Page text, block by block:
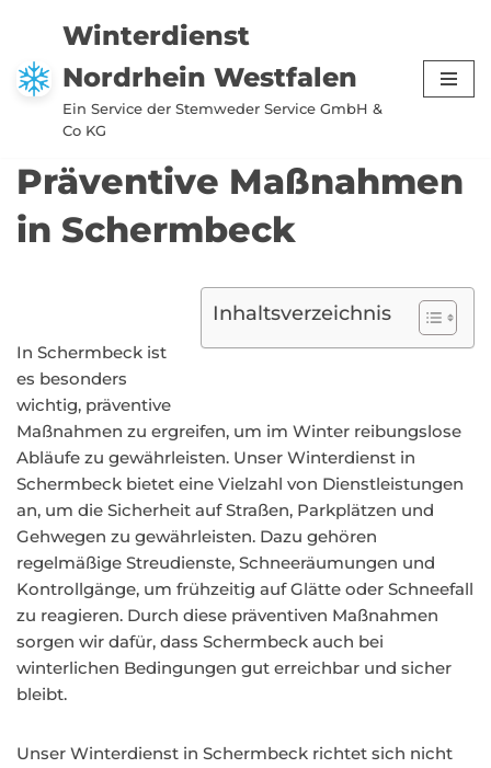
Zum
Inhalt
springen
Winterdienst
Nordrhein Westfalen
Ein Service der Stemweder Service GmbH &
Co KG
Präventive Maßnahmen
in Schermbeck
Inhaltsverzeichnis
In Schermbeck ist
es besonders
wichtig, präventive
Maßnahmen zu ergreifen, um im Winter reibungslose
Abläufe zu gewährleisten. Unser Winterdienst in
Schermbeck bietet eine Vielzahl von Dienstleistungen
an, um die Sicherheit auf Straßen, Parkplätzen und
Gehwegen zu gewährleisten. Dazu gehören
regelmäßige Streudienste, Schneeräumungen und
Kontrollgänge, um frühzeitig auf Glätte oder Schneefall
zu reagieren. Durch diese präventiven Maßnahmen
sorgen wir dafür, dass Schermbeck auch bei
winterlichen Bedingungen gut erreichbar und sicher
bleibt.
Unser Winterdienst in Schermbeck richtet sich nicht